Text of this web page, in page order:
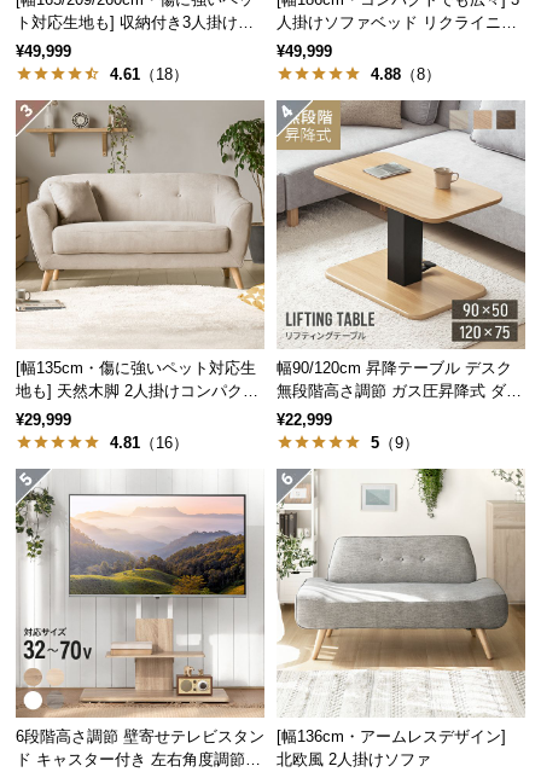
置
サ
ー
ビ
ス
に
つ
い
て
搬
入
経
路
に
つ
い
て
返
品・
ャ
ン
セ
ル
に
ト対応生地も] 収納付き3人掛け多
機能ソファ
¥49,999
4.61 （18）
人掛けソファベッド リクライニン
グ 天然木フレーム 北欧
¥49,999
4.88 （8）
[幅135cm・傷に強いペット対応生
地も] 天然木脚 2人掛けコンパクト
ソファ 北欧風
¥29,999
4.81 （16）
幅90/120cm 昇降テーブル デスク
無段階高さ調節 ガス圧昇降式 ダイ
ニング 高さ55~70cm
¥22,999
5 （9）
6段階高さ調節 壁寄せテレビスタン
ド キャスター付き 左右角度調節機
[幅136cm・アームレスデザイン]
北欧風 2人掛けソファ